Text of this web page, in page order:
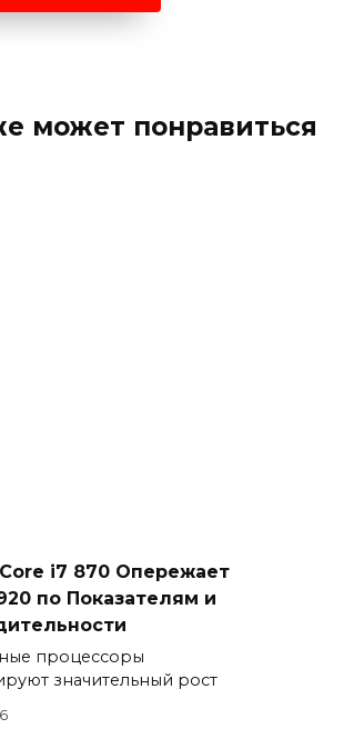
может понравиться
i7 870 Опережает
по Показателям и
процессоры
значительный рост